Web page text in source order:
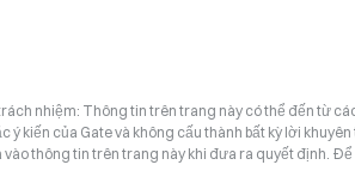
nhiệm: Thông tin trên trang này có thể đến từ
ý kiến của Gate và không cấu thành bất kỳ lời
thông tin trên trang này khi đưa ra quyết định.